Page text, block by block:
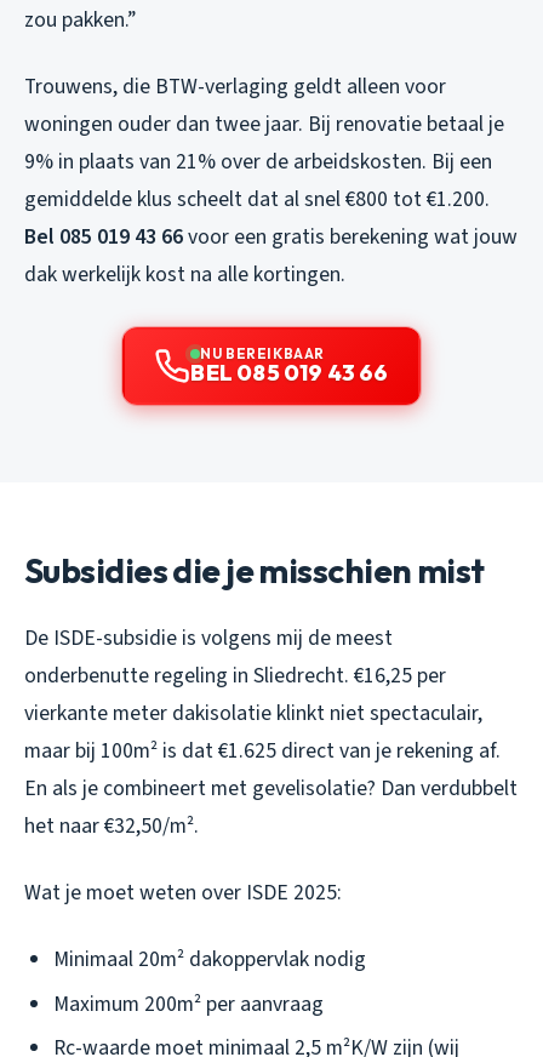
zou pakken.”
Trouwens, die BTW-verlaging geldt alleen voor
woningen ouder dan twee jaar. Bij renovatie betaal je
9% in plaats van 21% over de arbeidskosten. Bij een
gemiddelde klus scheelt dat al snel €800 tot €1.200.
Bel 085 019 43 66voor een gratis berekening wat jouw
dak werkelijk kost na alle kortingen.
NU BEREIKBAAR
BEL 085 019 43 66
Subsidies die je misschien mist
De ISDE-subsidie is volgens mij de meest
onderbenutte regeling in Sliedrecht. €16,25 per
vierkante meter dakisolatie klinkt niet spectaculair,
maar bij 100m² is dat €1.625 direct van je rekening af.
En als je combineert met gevelisolatie? Dan verdubbelt
het naar €32,50/m².
Wat je moet weten over ISDE 2025:
Minimaal 20m² dakoppervlak nodig
Maximum 200m² per aanvraag
Rc-waarde moet minimaal 2,5 m²K/W zijn (wij